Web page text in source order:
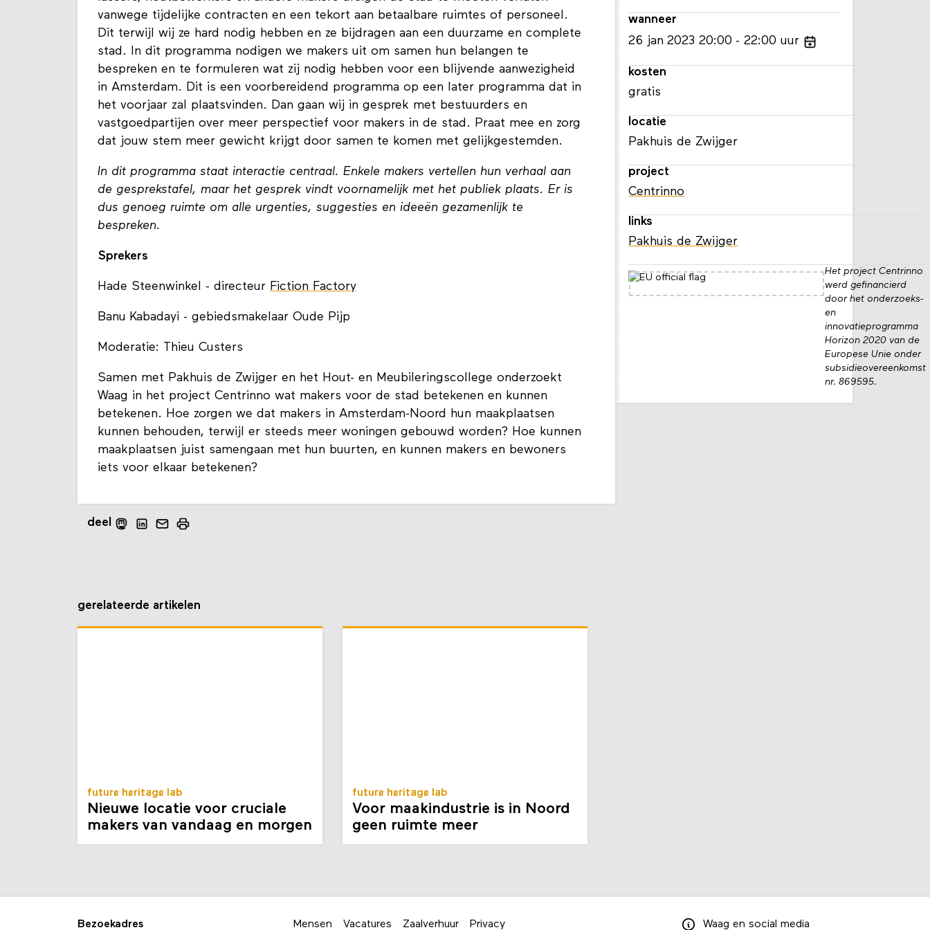
vanwege tijdelijke contracten en een tekort aan betaalbare ruimtes of personeel.
Dit terwijl wij ze hard nodig hebben en ze bijdragen aan een duurzame en complete
stad. In dit programma nodigen we makers uit om samen hun belangen te
bespreken en te formuleren wat zij nodig hebben voor een blijvende aanwezigheid
in Amsterdam. Dit is een voorbereidend programma op een later programma dat in
het voorjaar zal plaatsvinden. Dan gaan wij in gesprek met bestuurders en
vastgoedpartijen over meer perspectief voor makers in de stad. Praat mee en zorg
dat jouw stem meer gewicht krijgt door samen te komen met gelijkgestemden.
In dit programma staat interactie centraal. Enkele makers vertellen hun verhaal aan
de gesprekstafel, maar het gesprek vindt voornamelijk met het publiek plaats. Er is
dus genoeg ruimte om alle urgenties, suggesties en ideeën gezamenlijk te
bespreken.
Sprekers
Hade Steenwinkel - directeur Fiction Factory
Banu Kabadayi - gebiedsmakelaar Oude Pijp
Moderatie: Thieu Custers
Samen met Pakhuis de Zwijger en het Hout- en Meubileringscollege onderzoekt
Waag in het project Centrinno wat makers voor de stad betekenen en kunnen
betekenen. Hoe zorgen we dat makers in Amsterdam-Noord hun maakplaatsen
kunnen behouden, terwijl er steeds meer woningen gebouwd worden? Hoe kunnen
maakplaatsen juist samengaan met hun buurten, en kunnen makers en bewoners
iets voor elkaar betekenen?
wanneer
26 jan 2023 20:00 22:00 uur
kosten
gratis
locatie
Pakhuis de Zwijger
project
Centrinno
links
Pakhuis de Zwijger
Het project Centrinno
werd gefinancierd
door het onderzoeks-
en
innovatieprogramma
Horizon 2020 van de
Europese Unie onder
subsidieovereenkomst
nr. 869595.
deel
gerelateerde artikelen
future heritage lab
Nieuwe locatie voor cruciale
makers van vandaag en morgen
future heritage lab
Voor maakindustrie is in Noord
geen ruimte meer
Bezoekadres Mensen Vacatures Zaalverhuur Privacy Waag en social media